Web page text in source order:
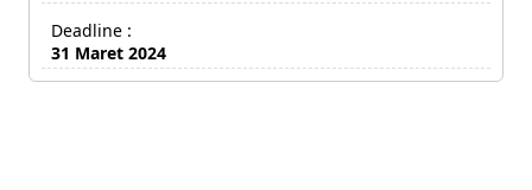
Deadline :
31 Maret 2024